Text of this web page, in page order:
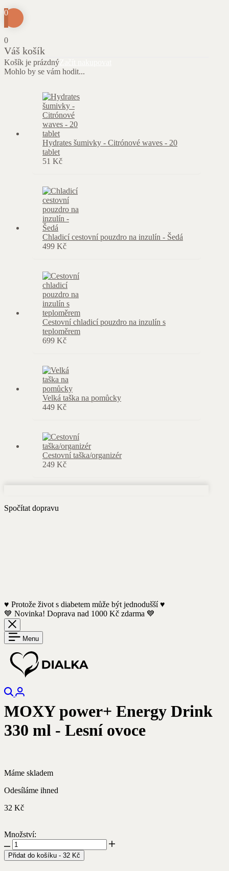
0
0
Váš košík
Košík je prázdný
Mohlo by se vám hodit...
Hydrates šumivky - Citrónové waves - 20
tablet
51 Kč
Chladicí cestovní pouzdro na inzulín - Šedá
499 Kč
Cestovní chladicí pouzdro na inzulín s
teploměrem
699 Kč
Velká taška na pomůcky
449 Kč
Cestovní taška/organizér
249 Kč
Spočítat dopravu
♥️ Protože život s diabetem může být jednodušší ♥️
💙 Novinka! Doprava nad 1000 Kč zdarma 💙
Menu
MOXY power+ Energy Drink
330 ml - Lesní ovoce
Máme skladem
Odesíláme ihned
32 Kč
Množství:
Přidat do košíku - 32 Kč